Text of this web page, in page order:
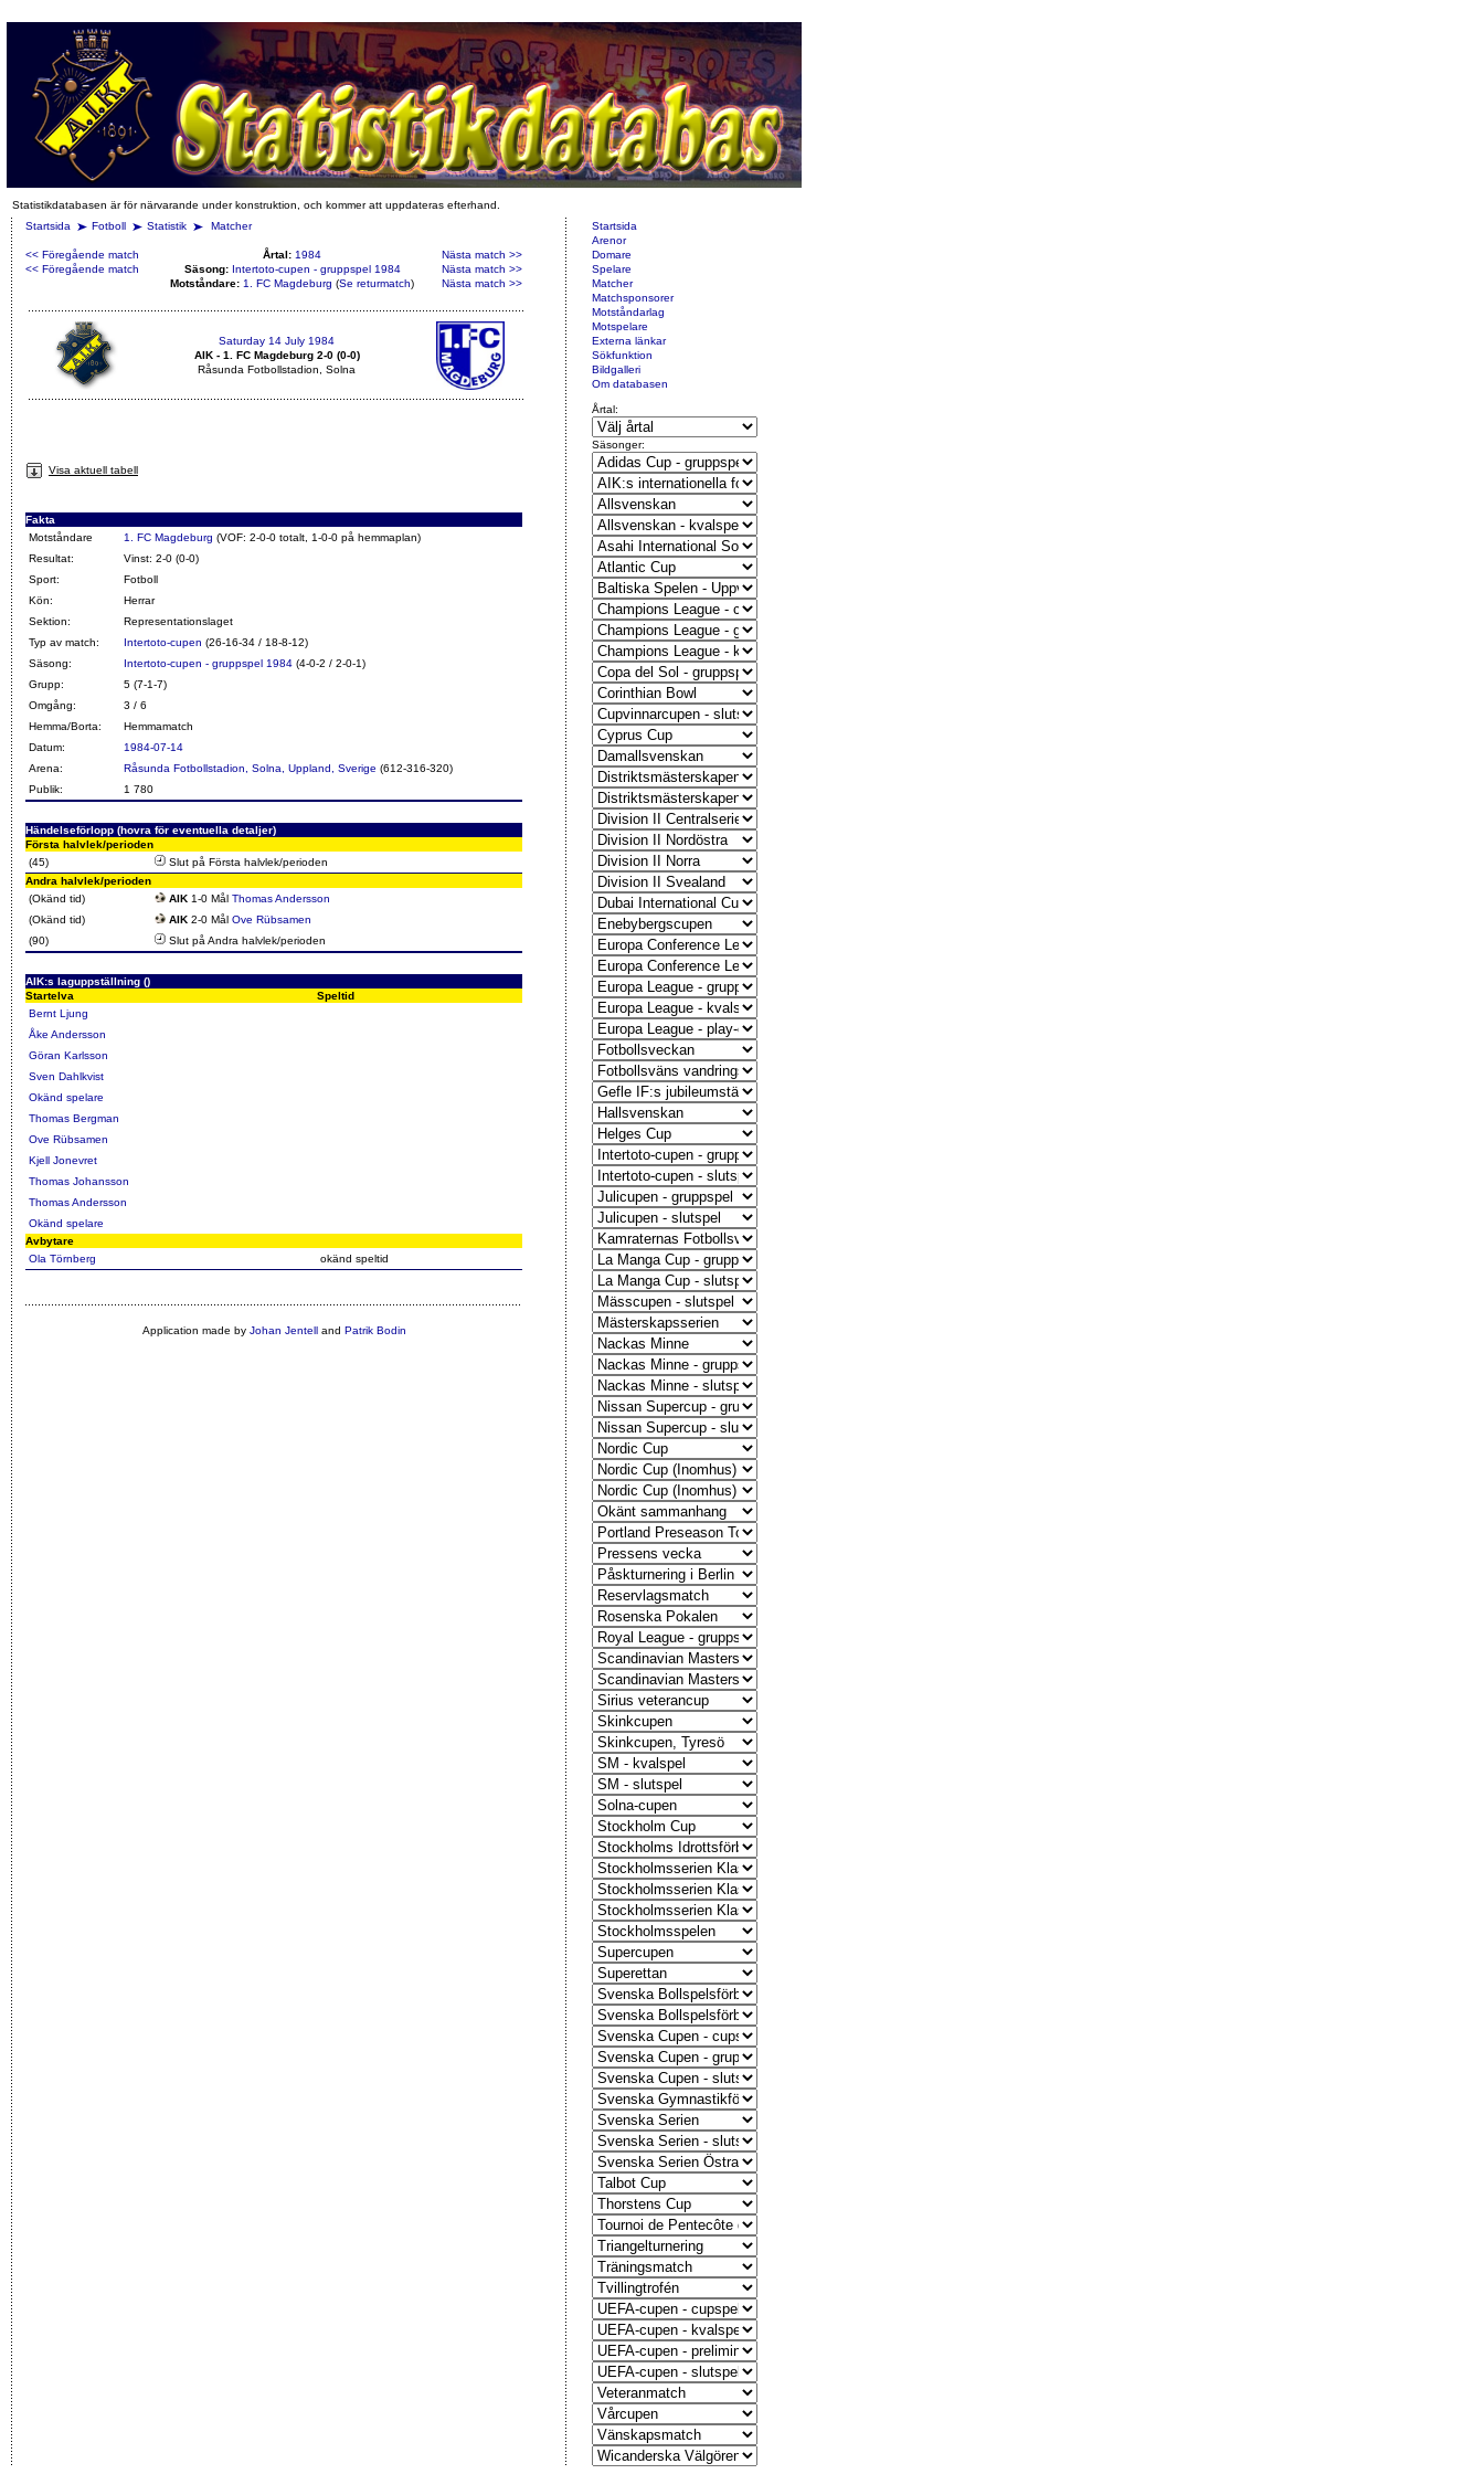
Statistikdatabasen är för närvarande under konstruktion, och kommer att uppdateras efterhand.
Startsida
Fotboll Statistik Matcher
<< Föregående match Årtal: 1984
Nästa match >>
<< Föregående match
Säsong: Intertoto-cupen - gruppspel 1984
Nästa match >>
Motståndare: 1. FC Magdeburg (Se returmatch) Nästa match >>
Saturday 14 July 1984
AIK - 1. FC Magdeburg 2-0 (0-0)
Råsunda Fotbollstadion, Solna
Visa aktuell tabell
Fakta
Motståndare
1. FC Magdeburg (VOF: 2-0-0 totalt, 1-0-0 på hemmaplan)
Resultat:
Vinst: 2-0 (0-0)
Sport:
Fotboll
Kön:
Herrar
Sektion:
Representationslaget
Typ av match:
Intertoto-cupen (26-16-34 / 18-8-12)
Säsong:
Intertoto-cupen - gruppspel 1984 (4-0-2 / 2-0-1)
Grupp:
5 (7-1-7)
Omgång:
3 / 6
Hemma/Borta:
Hemmamatch
Datum:
1984-07-14
Arena:
Råsunda Fotbollstadion, Solna, Uppland, Sverige (612-316-320)
Publik:
1 780
Händelseförlopp (hovra för eventuella detaljer)
Första halvlek/perioden
(45)
Slut på Första halvlek/perioden
Andra halvlek/perioden
(Okänd tid)
AIK 1-0 Mål Thomas Andersson
(Okänd tid)
AIK 2-0 Mål Ove Rübsamen
(90)
Slut på Andra halvlek/perioden
AIK:s laguppställning ()
Startelva
Speltid
Bernt Ljung
Åke Andersson
Göran Karlsson
Sven Dahlkvist
Okänd spelare
Thomas Bergman
Ove Rübsamen
Kjell Jonevret
Thomas Johansson
Thomas Andersson
Okänd spelare
Avbytare
Ola Törnberg
okänd speltid
Application made by Johan Jentelland Patrik Bodin
Startsida
Arenor
Domare
Spelare
Matcher
Matchsponsorer
Motståndarlag
Motspelare
Externa länkar
Sökfunktion
Bildgalleri
Om databasen
Årtal:
Säsonger: